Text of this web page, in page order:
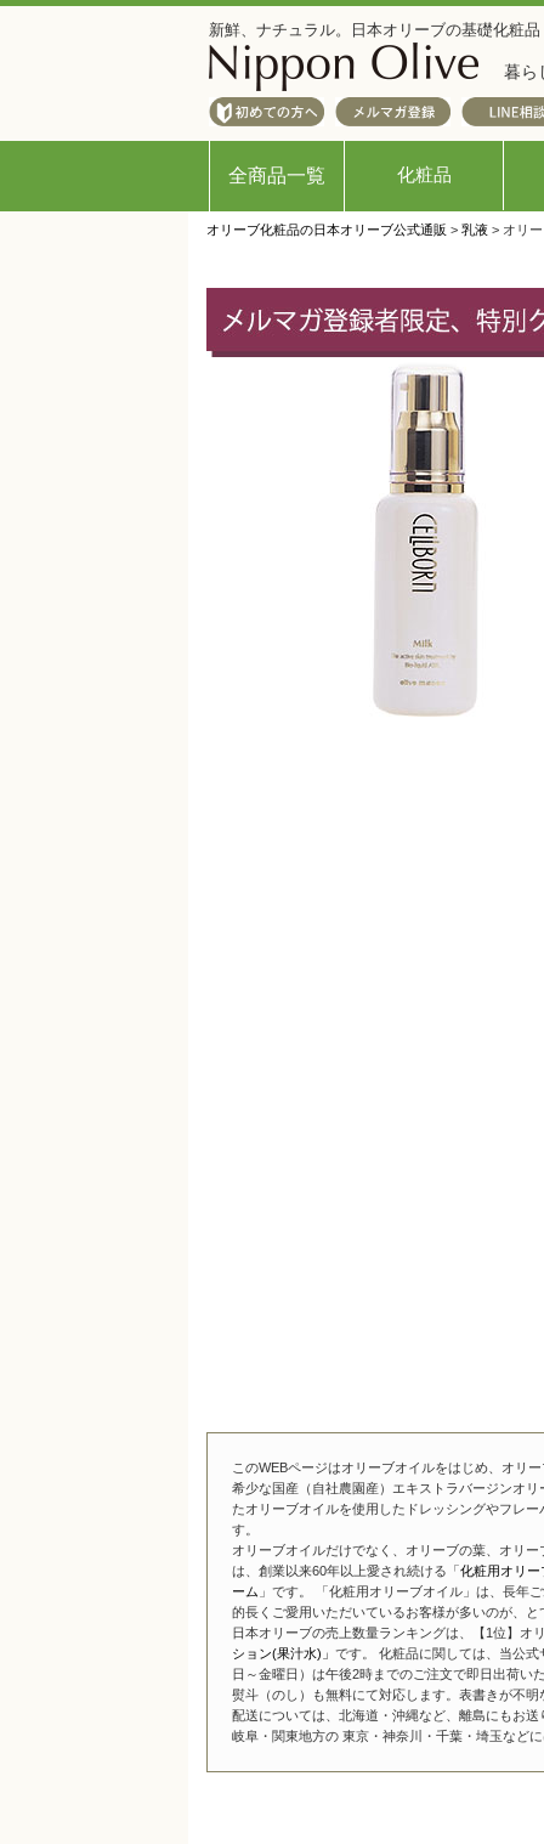
新鮮、ナチュラル。日本オリーブの基礎化粧
暮ら
全商品一覧 化粧品
オリーブ化粧品の日本オリーブ公式通販 > 乳液> オリ
このWEBページはオリーブオイルをはじめ、オリ
希少な国産（自社農園産）エキストラバージンオ
たオリーブオイルを使用したドレッシングやフレ
す。
オリーブオイルだけでなく、オリーブの葉、オリ
は、創業以来60年以上愛され続ける「化粧用オリー
ーム 」です。 「化粧用オリーブオイル」は、長年
的長くご愛用いただいているお客様が多いのが、
日本オリーブの売上数量ランキングは、【1位】オ
ション(果汁水)」 です。 化粧品に関しては、当公
日～金曜日）は午後2時までのご注文で即日出荷い
熨斗（のし）も無料にて対応します。表書きが不
配送については、北海道・沖縄など、離島にもお
岐阜・関東地方の 東京・神奈川・千葉・埼玉など